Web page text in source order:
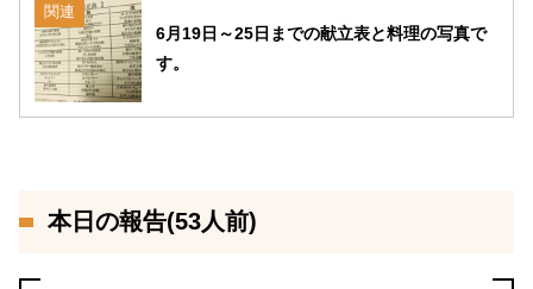
関連
6月19日～25日までの献立表と料理の写真で
す。
本日の報告(53人前)